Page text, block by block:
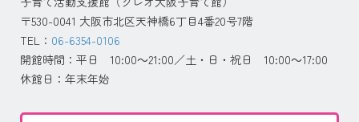
〒530-0041 大阪市北区天神橋6丁目4番20号7階
TEL： 06-6354-0106
開館時間：平日 10:00～21:00／土・日・祝日 10:00～17:00
休館日：年末年始